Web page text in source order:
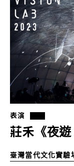
表演
莊禾《夜遊
臺灣當代文化實驗